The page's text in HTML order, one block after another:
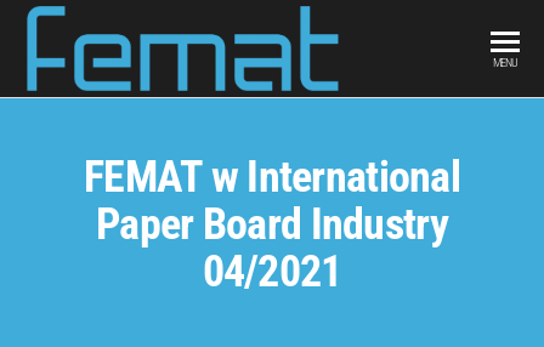
MENU
FEMAT w International
Paper Board Industry
04/2021